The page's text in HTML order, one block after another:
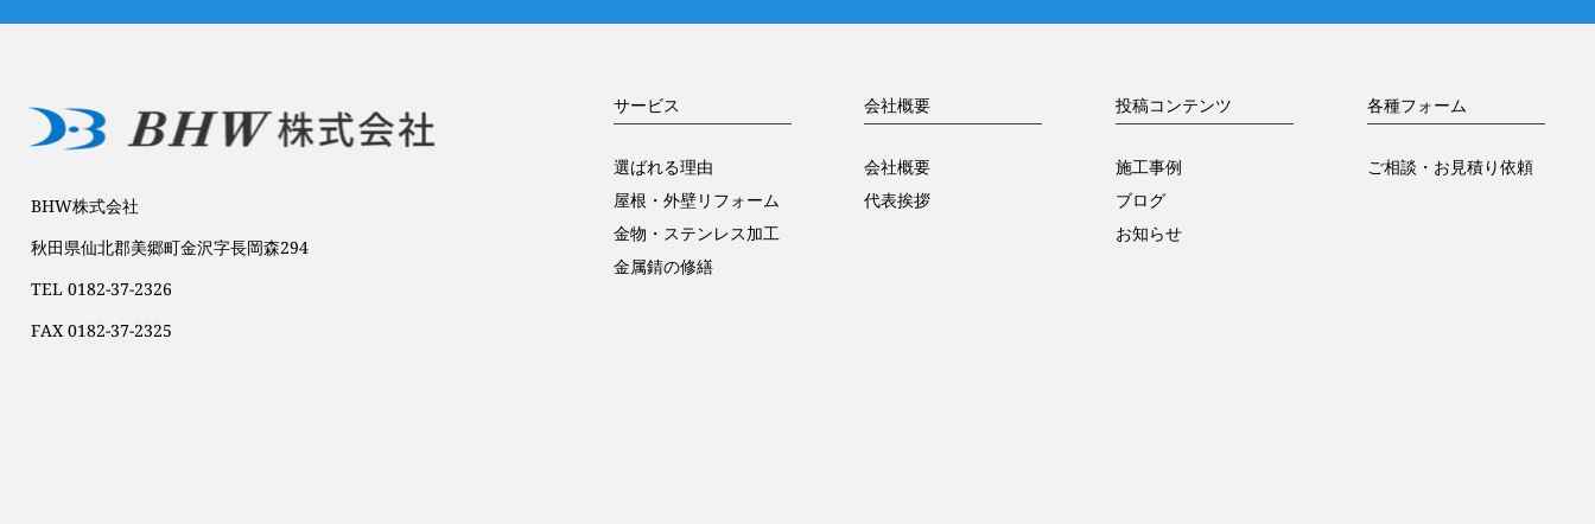
BHW株式会社
秋田県仙北郡美郷町金沢字長岡森294
TEL 0182-37-2326
FAX 0182-37-2325
サービス
選ばれる理由
屋根・外壁リフォーム
金物・ステンレス加工
金属錆の修繕
会社概要
会社概要
代表挨拶
投稿コンテンツ
施工事例
ブログ
お知らせ
各種フォーム
ご相談・お見積り依頼